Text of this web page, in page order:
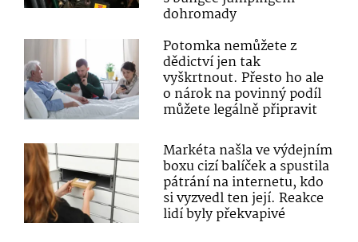
dohromady
Potomka nemůžete z
dědictví jen tak
vyškrtnout. Přesto ho ale
o nárok na povinný podíl
můžete legálně připravit
Markéta našla ve výdejním
boxu cizí balíček a spustila
pátrání na internetu, kdo
si vyzvedl ten její. Reakce
lidí byly překvapivé